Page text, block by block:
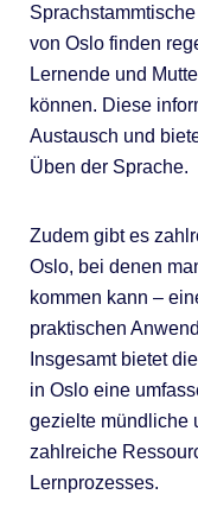
von Oslo finden
Lernende und
können. Diese
Austausch und
Üben der Sprache.
Zudem gibt es
Oslo, bei denen
kommen kann –
praktischen
Insgesamt bietet
in Oslo eine
gezielte mündliche
zahlreiche
Lernprozesses.